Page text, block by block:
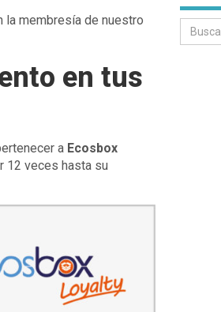
la membresía de nuestro
en tus
a Ecosbox
12 veces hasta su